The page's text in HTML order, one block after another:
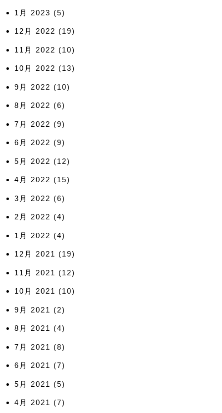
1月 2023 (5)
12月 2022 (19)
11月 2022 (10)
10月 2022 (13)
9月 2022 (10)
8月 2022 (6)
7月 2022 (9)
6月 2022 (9)
5月 2022 (12)
4月 2022 (15)
3月 2022 (6)
2月 2022 (4)
1月 2022 (4)
12月 2021 (19)
11月 2021 (12)
10月 2021 (10)
9月 2021 (2)
8月 2021 (4)
7月 2021 (8)
6月 2021 (7)
5月 2021 (5)
4月 2021 (7)